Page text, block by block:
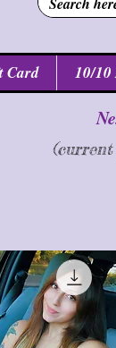
Card 10/10
(current